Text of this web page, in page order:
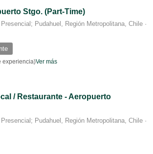
Stgo. (Part-Time)
Presencial; Pudahuel, Región Metropolitana, Chile ·
experiencia)Ver más
/ Restaurante - Aeropuerto
Presencial; Pudahuel, Región Metropolitana, Chile ·